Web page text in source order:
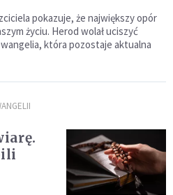
pokazuje, że największy opór
życiu. Herod wolał uciszyć
która pozostaje aktualna